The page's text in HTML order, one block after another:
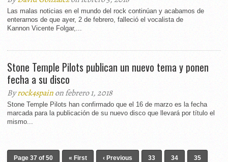
Las malas noticias en el mundo del rock continúan y acabamos de
enterarnos de que ayer, 2 de febrero, falleció el vocalista de
Kannon Vicente Folgar,...
Stone Temple Pilots publican un nuevo tema y ponen
fecha a su disco
Byrock4spainon febrero 1, 2018
Stone Temple Pilots han confirmado que el 16 de marzo es la fecha
marcada para la publicación de su nuevo disco que llevará por título el
mismo...
Page 37 of 50 « First ‹ Previous 33 34 35